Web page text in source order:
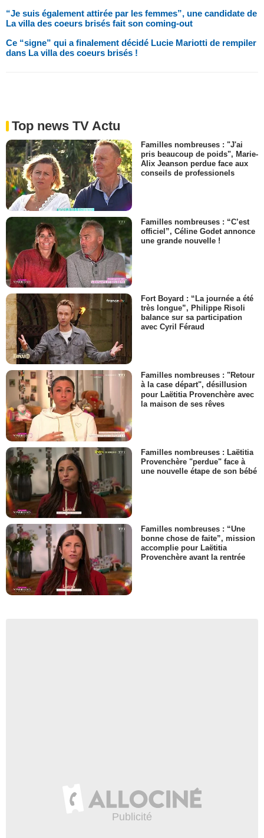
“Je suis également attirée par les femmes”, une candidate de
La villa des coeurs brisés fait son coming-out
Ce “signe” qui a finalement décidé Lucie Mariotti de rempiler
dans La villa des coeurs brisés !
Top news TV Actu
Familles nombreuses : "J'ai
pris beaucoup de poids", Marie-
Alix Jeanson perdue face aux
conseils de professionels
Familles nombreuses : “C’est
officiel”, Céline Godet annonce
une grande nouvelle !
Fort Boyard : “La journée a été
très longue”, Philippe Risoli
balance sur sa participation
avec Cyril Féraud
Familles nombreuses : "Retour
à la case départ", désillusion
pour Laëtitia Provenchère avec
la maison de ses rêves
Familles nombreuses : Laëtitia
Provenchère "perdue" face à
une nouvelle étape de son bébé
Familles nombreuses : “Une
bonne chose de faite”, mission
accomplie pour Laëtitia
Provenchère avant la rentrée